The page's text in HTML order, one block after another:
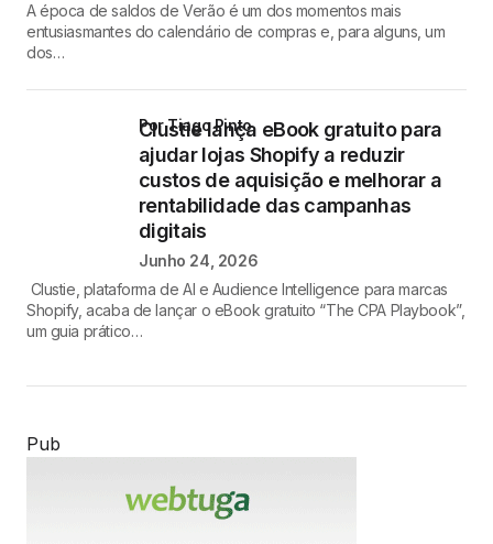
A época de saldos de Verão é um dos momentos mais
entusiasmantes do calendário de compras e, para alguns, um
dos…
Clustie lança eBook gratuito para
ajudar lojas Shopify a reduzir
custos de aquisição e melhorar a
rentabilidade das campanhas
digitais
por Tiago Pinto
Junho 24, 2026
Clustie, plataforma de AI e Audience Intelligence para marcas
Shopify, acaba de lançar o eBook gratuito “The CPA Playbook”,
um guia prático…
Pub